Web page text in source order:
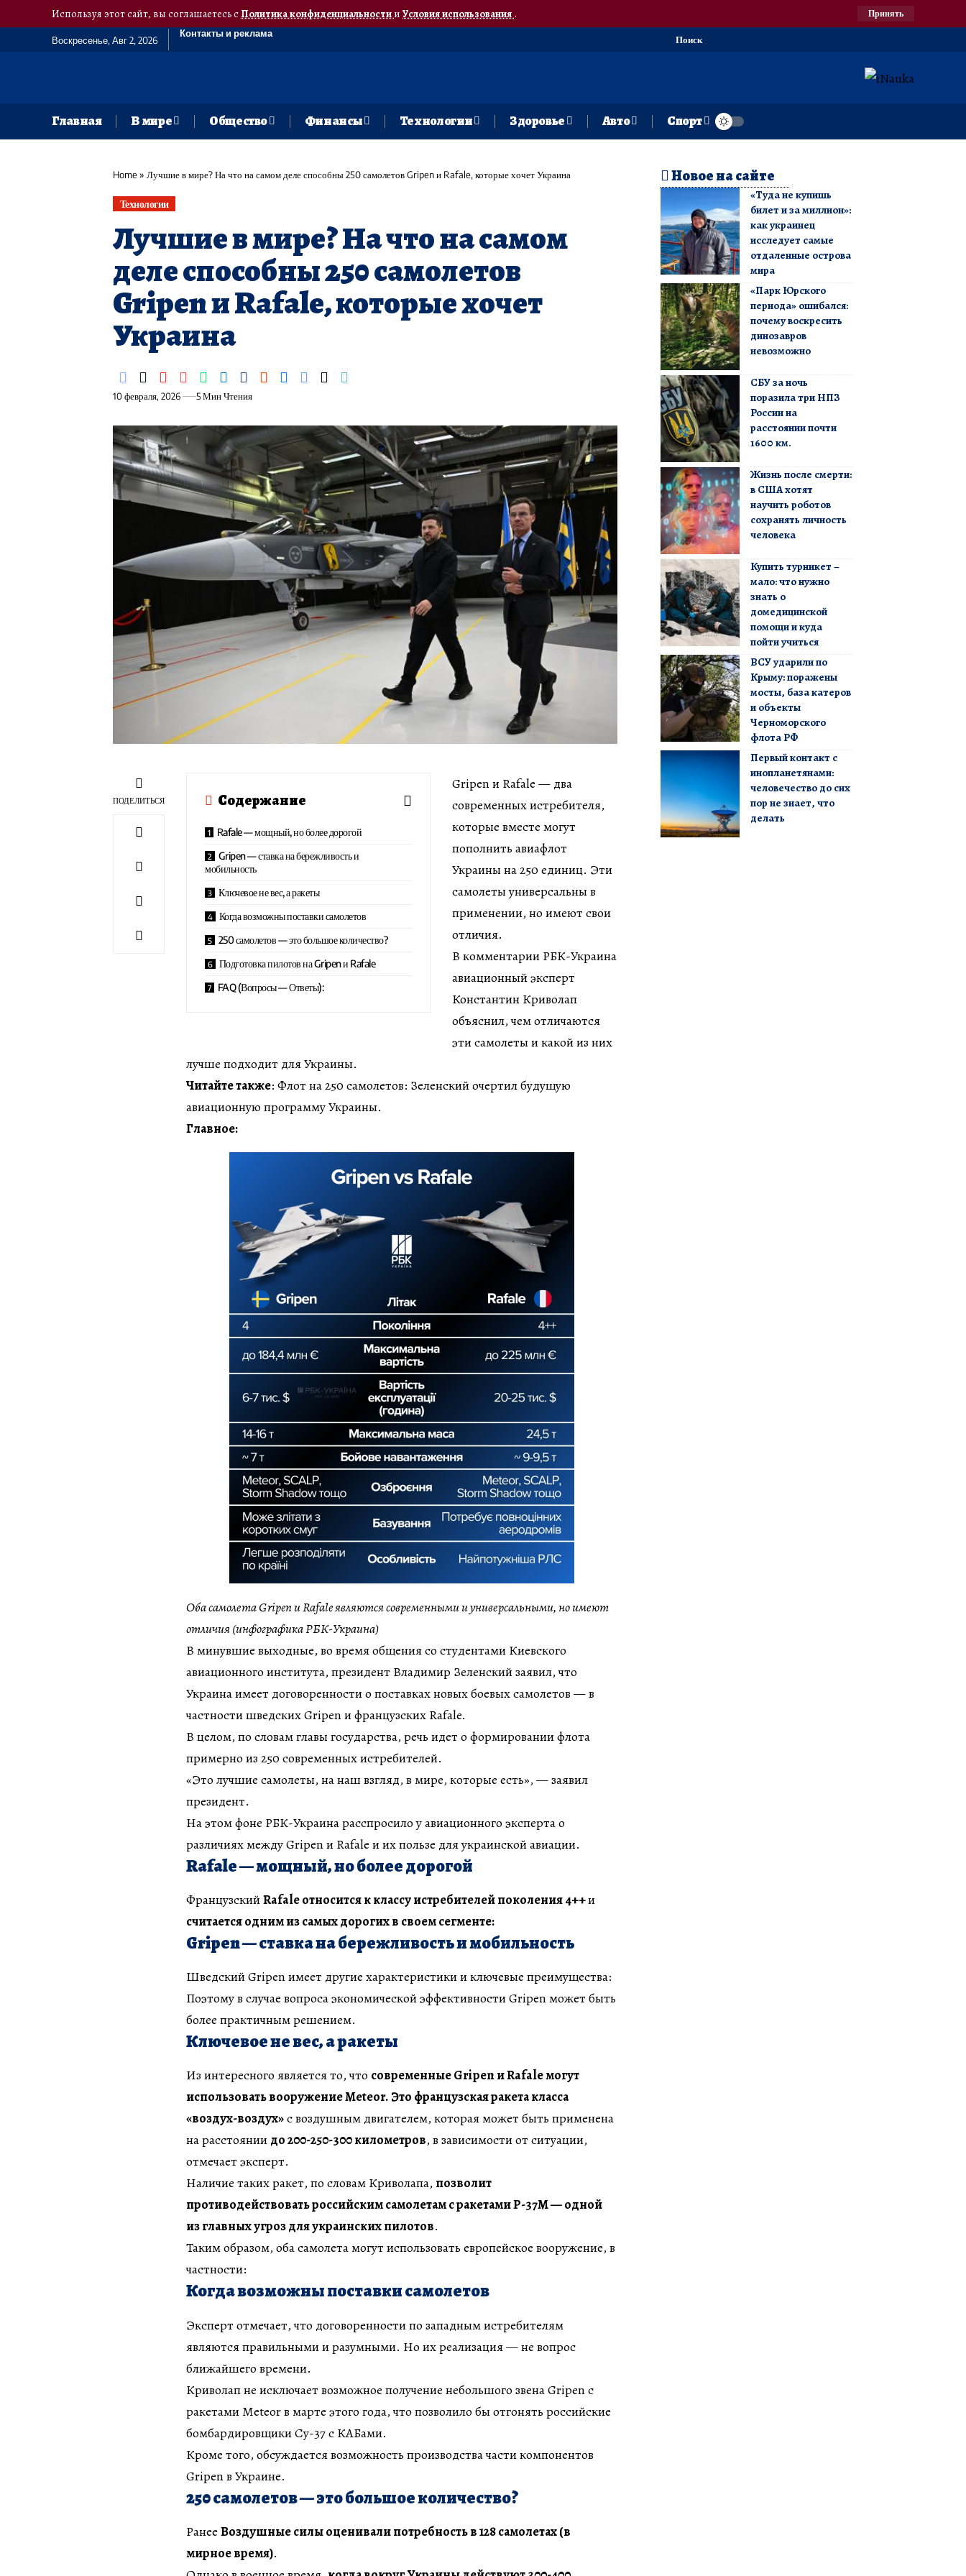
Используя этот сайт, вы соглашаетесь сПолитика конфиденциальностии Условия использования. Принять
Воскресенье, Авг 2, 2026
Контакты и реклама
Поиск
Главная В мире Общество Финансы Технологии Здоровье Авто Спорт
Home» Лучшие в мире? На что на самом деле способны 250 самолетов Gripen и Rafale, которые хочет Украина
Технологии
Лучшие в мире? На что на самом
деле способны 250 самолетов
Gripen и Rafale, которые хочет
Украина
10 февраля, 2026 5 Мин Чтения
ПОДЕЛИТЬСЯ Содержание
Rafale — мощный, но более дорогой
Gripen — ставка на бережливость и
мобильность
Ключевое не вес, а ракеты
Когда возможны поставки самолетов
250 самолетов — это большое количество?
Подготовка пилотов на Gripen и Rafale
FAQ (Вопросы — Ответы):
Gripen и Rafale — два
современных истребителя,
которые вместе могут
пополнить авиафлот
Украины на 250 единиц. Эти
самолеты универсальны в
применении, но имеют свои
отличия.
В комментарии РБК-Украина
авиационный эксперт
Константин Криволап
объяснил, чем отличаются
эти самолеты и какой из них
лучше подходит для Украины.
Читайте также: Флот на 250 самолетов: Зеленский очертил будущую
авиационную программу Украины.
Главное:
Оба самолета Gripen и Rafale являются современными и универсальными, но имеют
отличия (инфографика РБК-Украина)
В минувшие выходные, во время общения со студентами Киевского
авиационного института, президент Владимир Зеленский заявил, что
Украина имеет договоренности о поставках новых боевых самолетов — в
частности шведских Gripen и французских Rafale.
В целом, по словам главы государства, речь идет о формировании флота
примерно из 250 современных истребителей.
«Это лучшие самолеты, на наш взгляд, в мире, которые есть», — заявил
президент.
На этом фоне РБК-Украина расспросило у авиационного эксперта о
различиях между Gripen и Rafale и их пользе для украинской авиации.
Rafale — мощный, но более дорогой
ФранцузскийRafale относится к классу истребителей поколения 4++и
считается одним из самых дорогих в своем сегменте:
Gripen — ставка на бережливость и мобильность
Шведский Gripen имеет другие характеристики и ключевые преимущества:
Поэтому в случае вопроса экономической эффективности Gripen может быть
более практичным решением.
Ключевое не вес, а ракеты
Из интересного является то, что современные Gripen и Rafale могут
использовать вооружение Meteor. Это французская ракета класса
«воздух-воздух»с воздушным двигателем, которая может быть применена
на расстоянии до 200-250-300 километров, в зависимости от ситуации,
отмечает эксперт.
Наличие таких ракет, по словам Криволапа, позволит
противодействовать российским самолетам с ракетами Р-37М — одной
из главных угроз для украинских пилотов.
Таким образом, оба самолета могут использовать европейское вооружение, в
частности:
Когда возможны поставки самолетов
Эксперт отмечает, что договоренности по западным истребителям
являются правильными и разумными. Но их реализация — не вопрос
ближайшего времени.
Криволап не исключает возможное получение небольшого звена Gripen с
ракетами Meteor в марте этого года, что позволило бы отгонять российские
бомбардировщики Су-37 с КАБами.
Кроме того, обсуждается возможность производства части компонентов
Gripen в Украине.
250 самолетов — это большое количество?
Ранее Воздушные силы оценивали потребность в 128 самолетах (в
мирное время).
Новое на сайте
«Туда не купишь
билет и за миллион»:
как украинец
исследует самые
отдаленные острова
мира
«Парк Юрского
периода» ошибался:
почему воскресить
динозавров
невозможно
СБУ за ночь
поразила три НПЗ
России на
расстоянии почти
1600 км.
Жизнь после смерти:
в США хотят
научить роботов
сохранять личность
человека
Купить турникет –
мало: что нужно
знать о
домедицинской
помощи и куда
пойти учиться
ВСУ ударили по
Крыму: поражены
мосты, база катеров
и объекты
Черноморского
флота РФ
Первый контакт с
инопланетянами:
человечество до сих
пор не знает, что
делать